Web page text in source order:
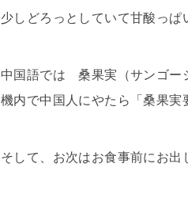
少しどろっとしていて甘酸っぱ
中国語では 桑果実（サンゴー
機内で中国人にやたら「桑果実
そして、お次はお食事前にお出